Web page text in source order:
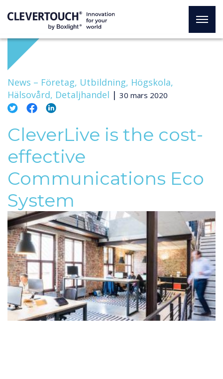
News – Företag, Utbildning, Högskola,
Hälsovård, Detaljhandel | 30 mars 2020
CleverLive is the cost-
effective
Communications Eco
System